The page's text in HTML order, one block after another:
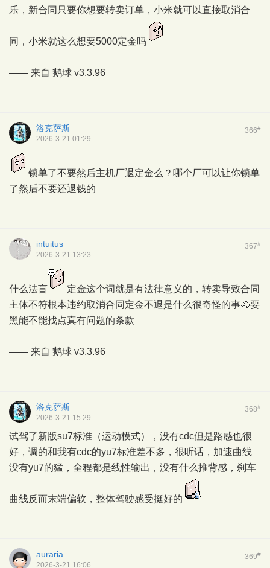
乐，新合同只要你想要转卖订单，小米就可以直接取消合
同，小米就这么想要5000定金吗
—— 来自 鹅球 v3.3.96
366#
洛克萨斯
2026-3-21 01:29
锁单了不要然后主机厂退定金么？哪个厂可以让你锁单
了然后不要还退钱的
367#
intuitus
2026-3-21 13:23
什么法盲
定金这个词就是有法律意义的，转卖导致合同
主体不符根本违约取消合同定金不退是什么很奇怪的事🐴要
黑能不能找点真有问题的条款
—— 来自 鹅球 v3.3.96
368#
洛克萨斯
2026-3-21 15:29
试驾了新版su7标准（运动模式），没有cdc但是路感也很
好，调的和我有cdc的yu7标准差不多，很听话，加速曲线
没有yu7的猛，全程都是线性输出，没有什么推背感，刹车
曲线反而末端偏软，整体驾驶感受挺好的
369#
auraria
2026-3-21 16:06